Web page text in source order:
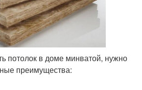
потолок в доме минватой, нужно
преимущества: